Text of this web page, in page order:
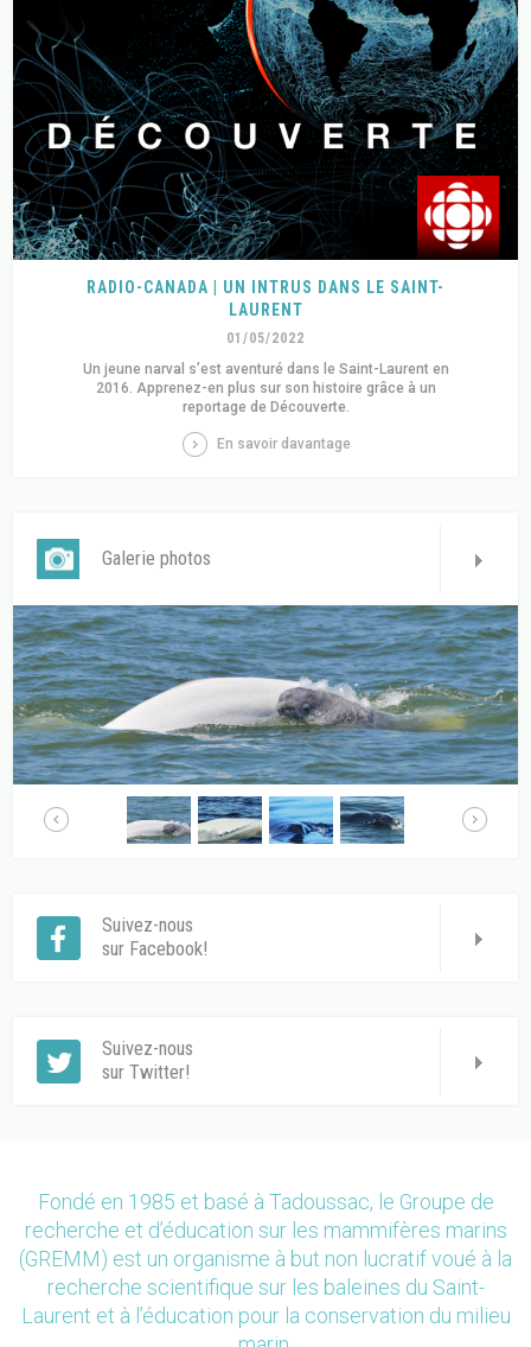
RADIO-CANADA | UN INTRUS DANS LE SAINT-
LAURENT
01/05/2022
Un jeune narval s’est aventuré dans le Saint-Laurent en
2016. Apprenez-en plus sur son histoire grâce à un
reportage de Découverte.
En savoir davantage
Galerie photos
Suivez-nous
sur Facebook!
Suivez-nous
sur Twitter!
Fondé en 1985 et basé à Tadoussac, le Groupe de
recherche et d’éducation sur les mammifères marins
(GREMM) est un organisme à but non lucratif voué à la
recherche scientifique sur les baleines du Saint-
Laurent et à l’éducation pour la conservation du milieu